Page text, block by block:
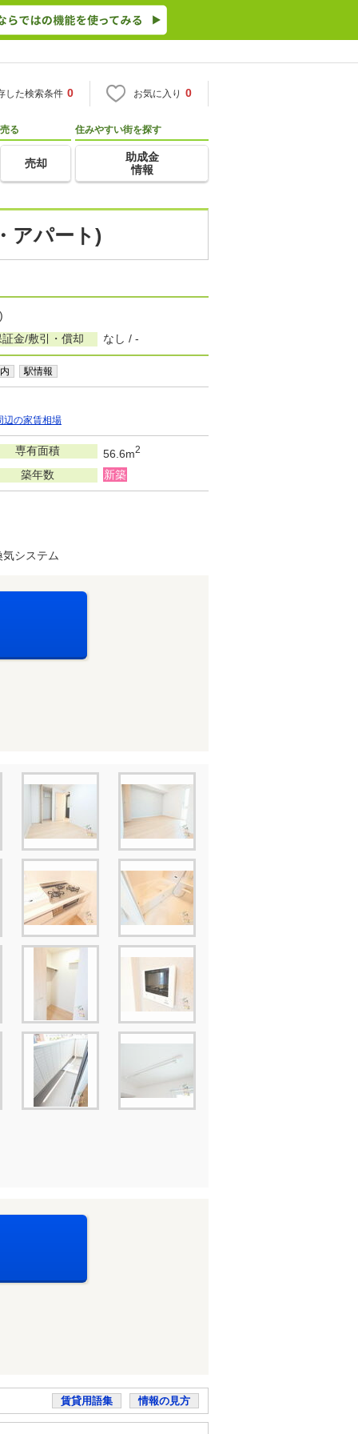
した検索条件 0 お気に入り 0
売る
売却
住みやすい街を探す
助成金
情報
アパート)
証金/敷引・償却
なし / -
駅情報
辺の家賃相場
専有面積 56.6m2
築年数 新築
システム
賃貸用語集 情報の見方